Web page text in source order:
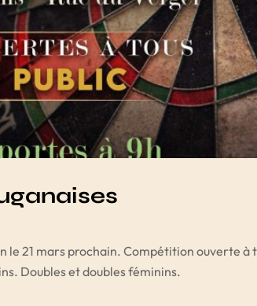
le 21 mars prochain. Compétition ouverte à
Doubles et doubles féminins.